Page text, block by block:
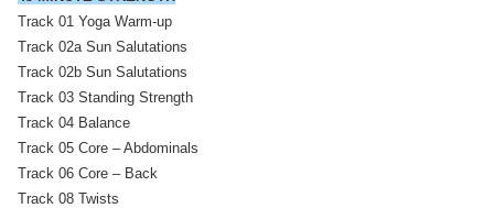
Track 01 Yoga Warm-up
Track 02a Sun Salutations
Track 02b Sun Salutations
Track 03 Standing Strength
Track 04 Balance
Track 05 Core – Abdominals
Track 06 Core – Back
Track 08 Twists